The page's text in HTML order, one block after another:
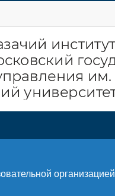
организацией